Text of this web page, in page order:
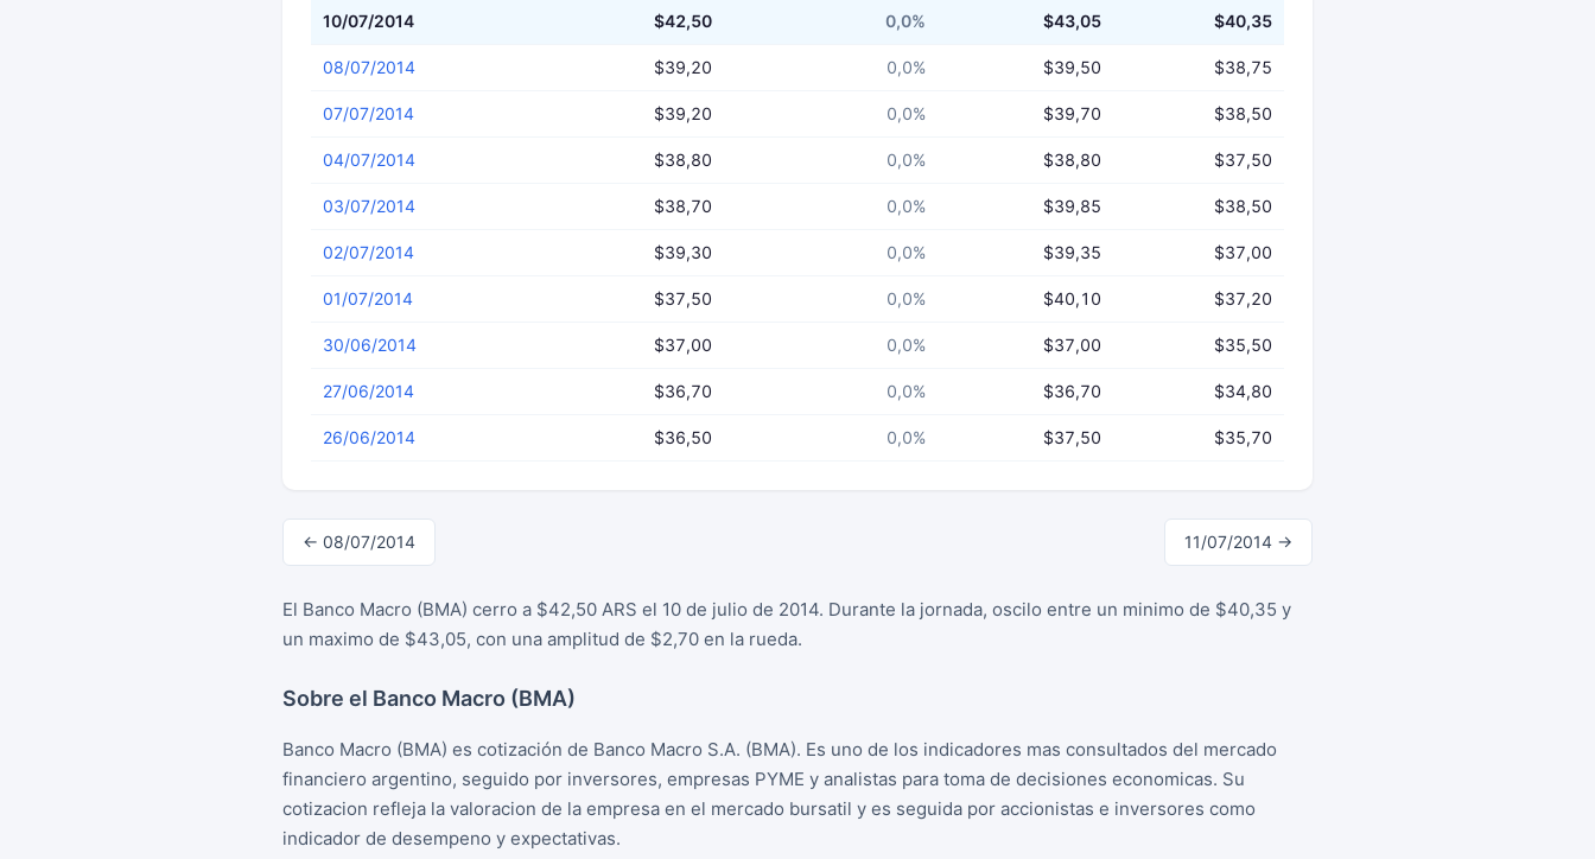
10/07/2014 $42,50 0,0% $43,05 $40,35
08/07/2014 $39,20 0,0% $39,50 $38,75
07/07/2014 $39,20 0,0% $39,70 $38,50
04/07/2014 $38,80 0,0% $38,80 $37,50
03/07/2014 $38,70 0,0% $39,85 $38,50
02/07/2014 $39,30 0,0% $39,35 $37,00
01/07/2014 $37,50 0,0% $40,10 $37,20
30/06/2014 $37,00 0,0% $37,00 $35,50
27/06/2014 $36,70 0,0% $36,70 $34,80
26/06/2014 $36,50 0,0% $37,50 $35,70
← 08/07/2014 11/07/2014 →
El Banco Macro (BMA) cerro a $42,50 ARS el 10 de julio de 2014. Durante la jornada, oscilo entre un minimo de $40,35 y
un maximo de $43,05, con una amplitud de $2,70 en la rueda.
Sobre el Banco Macro (BMA)
Banco Macro (BMA) es cotización de Banco Macro S.A. (BMA). Es uno de los indicadores mas consultados del mercado
financiero argentino, seguido por inversores, empresas PYME y analistas para toma de decisiones economicas. Su
cotizacion refleja la valoracion de la empresa en el mercado bursatil y es seguida por accionistas e inversores como
indicador de desempeno y expectativas.